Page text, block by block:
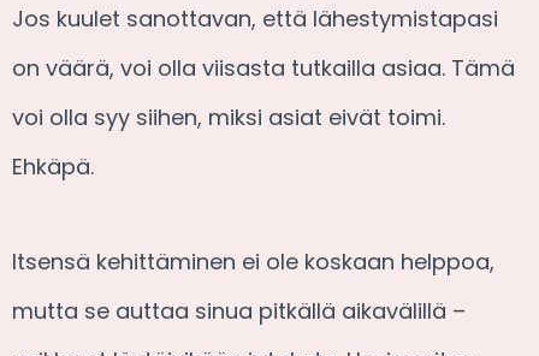
Jos kuulet sanottavan, että lähestymistapasi
on väärä, voi olla viisasta tutkailla asiaa. Tämä
voi olla syy siihen, miksi asiat eivät toimi.
Ehkäpä.
Itsensä kehittäminen ei ole koskaan helppoa,
mutta se auttaa sinua pitkällä aikavälillä –